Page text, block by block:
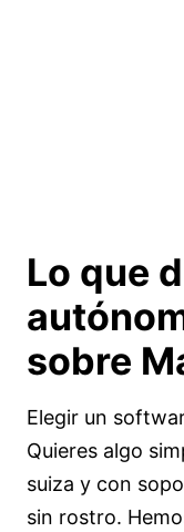
Lo que
sobre
Elegir un
Quieres algo
suiza y con
sin rostro.